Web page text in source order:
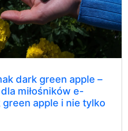
dark green apple –
miłośników e-
apple i nie tylko